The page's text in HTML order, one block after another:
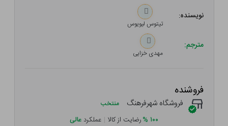
نویسنده:
تیتوس لیویوس
مترجم:
مهدی خزایی
فروشنده
فروشگاه شهرفرهنگ منتخب
۱۰۰ %رضایت از کالا | عملکرد عالی